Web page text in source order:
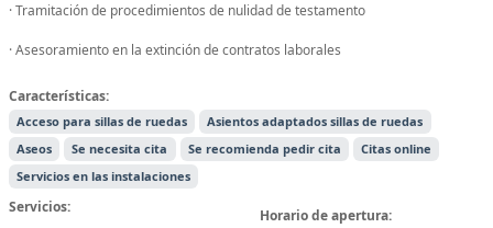
· Tramitación de procedimientos de nulidad de testamento
· Asesoramiento en la extinción de contratos laborales
Características:
Acceso para sillas de ruedas
Asientos adaptados sillas de ruedas
Aseos
Se necesita cita Se recomienda pedir cita
Citas online
Servicios en las instalaciones
Servicios:
Horario de apertura: